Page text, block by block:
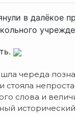
в далёкое
череда
слова и